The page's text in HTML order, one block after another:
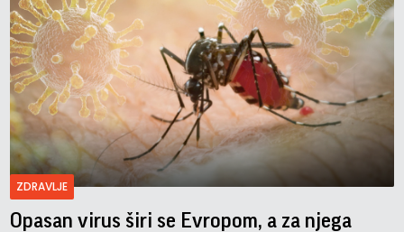
ZDRAVLJE
Opasan virus širi se Evropom, a za njega